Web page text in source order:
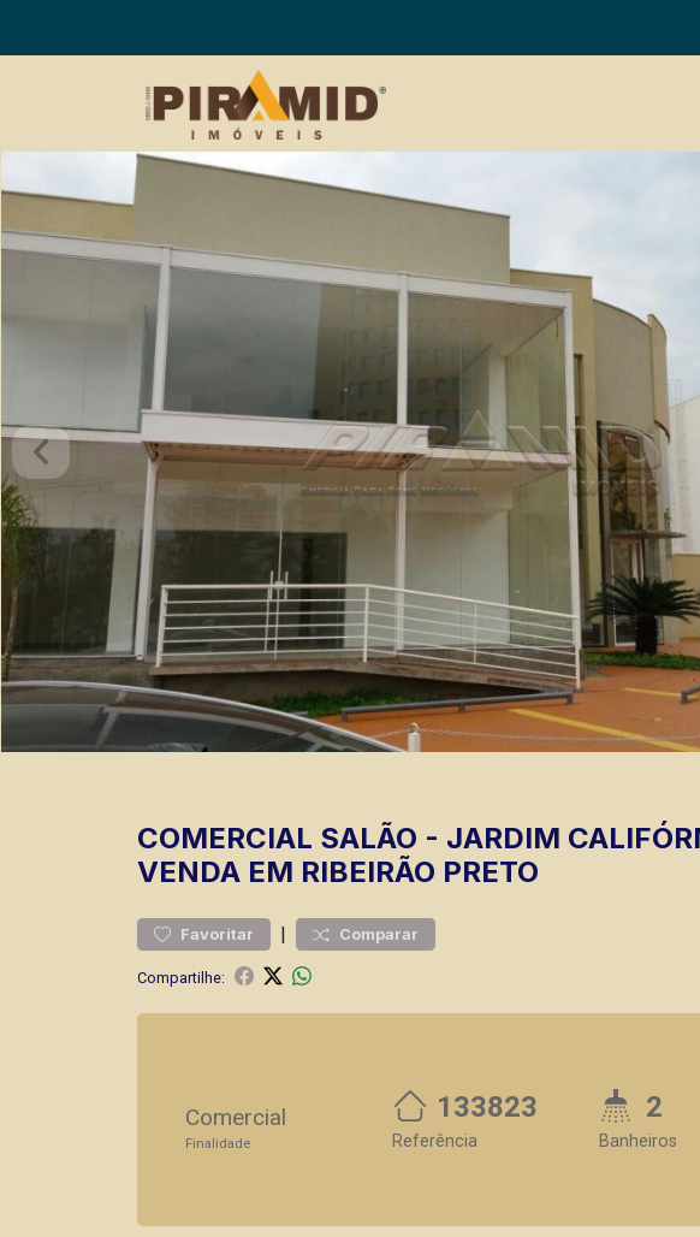
COMERCIAL SALÃO - JARDIM
VENDA EM RIBEIRÃO PRETO
Favoritar | Comparar
Compartilhe:
Comercial
Finalidade
133823
Referência
2
Banheiros